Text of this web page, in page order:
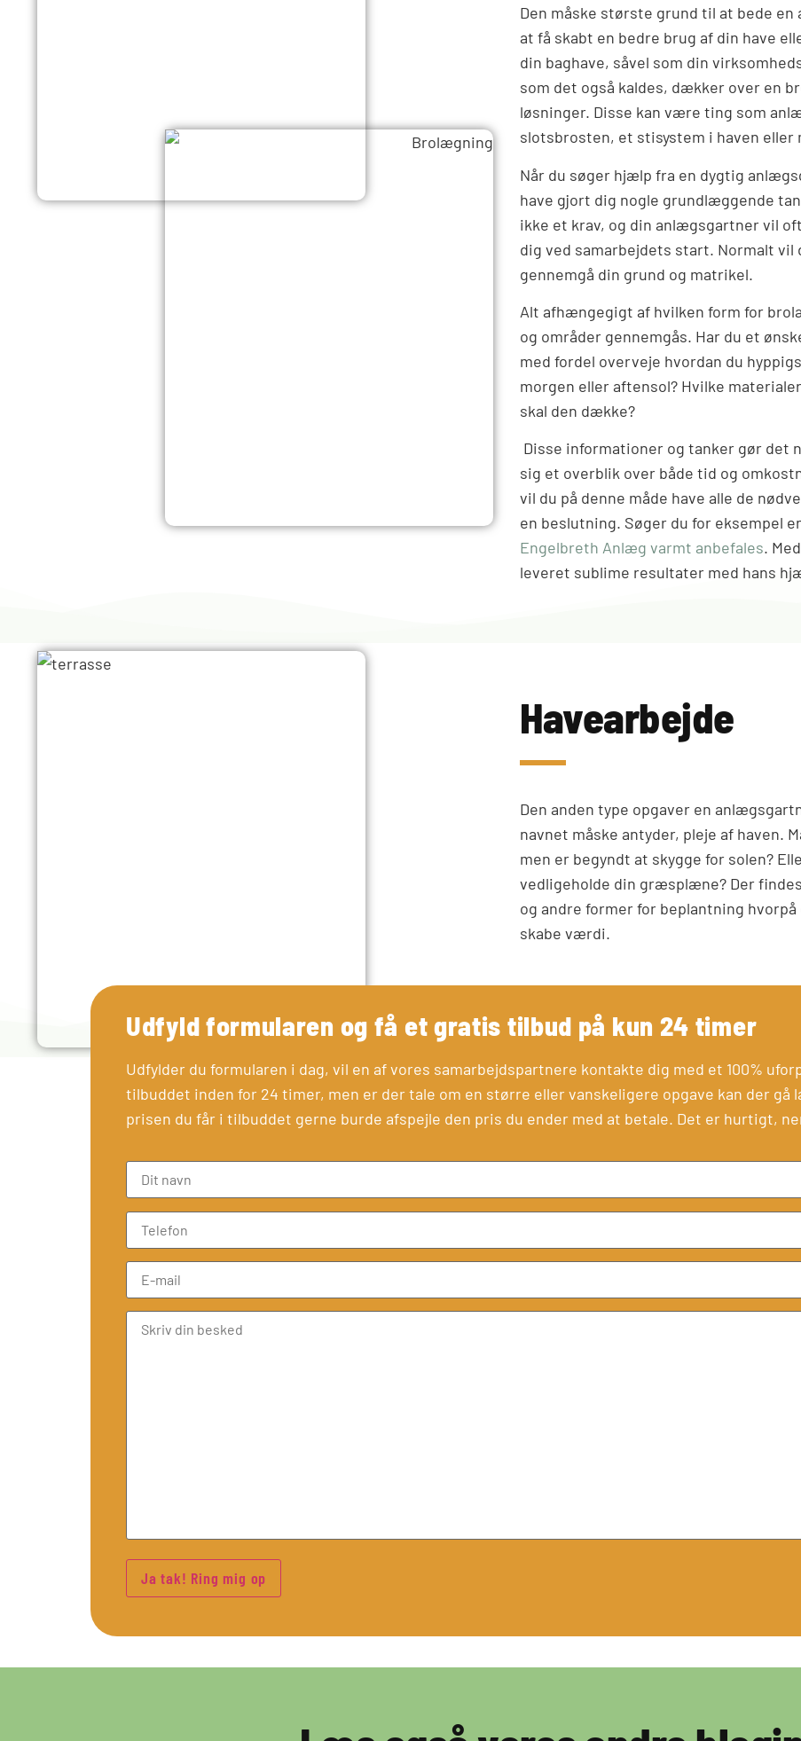
Den måske største grund til at bede
at få skabt en bedre brug af din have
din baghave, såvel som din
som det også kaldes, dækker over en
løsninger. Disse kan være ting som
slotsbrosten, et stisystem i haven eller
Når du søger hjælp fra en dygtig
have gjort dig nogle grundlæggende
ikke et krav, og din anlægsgartner vil
dig ved samarbejdets start. Normalt
gennemgå din grund og matrikel.
Alt afhængegigt af hvilken form for
og områder gennemgås. Har du et
med fordel overveje hvordan du
morgen eller aftensol? Hvilke
skal den dække?
Disse informationer og tanker gør det
sig et overblik over både tid og
vil du på denne måde have alle de
en beslutning. Søger du for eksempel
Engelbreth Anlæg varmt anbefales.
leveret sublime resultater med hans
Havearbejde
Den anden type opgaver en
navnet måske antyder, pleje af haven.
men er begyndt at skygge for solen?
vedligeholde din græsplæne? Der
og andre former for beplantning
skabe værdi.
Udfyld formularen og få et gratis tilbud på kun 24 timer
Udfylder du formularen i dag, vil en af vores samarbejdspartnere kontakte dig med et 100%
tilbuddet inden for 24 timer, men er der tale om en større eller vanskeligere opgave kan der
prisen du får i tilbuddet gerne burde afspejle den pris du ender med at betale. Det er hurtigt,